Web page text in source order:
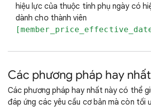
hiệu lực của thuộc tính phụ ngày có
dành cho thành viên
Các phương pháp hay nhất
Các phương pháp hay nhất này có thể
đáp ứng các yêu cầu cơ bản mà còn tối